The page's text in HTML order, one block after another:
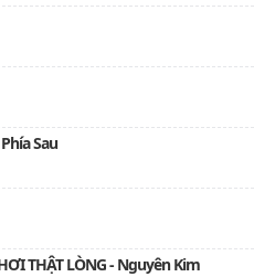
Sau
THẬT LÒNG - Nguyên Kim